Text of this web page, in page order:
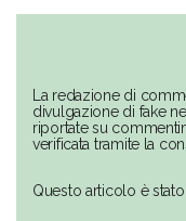
La redazione di
divulgazione di fake
riportate su
verificata tramite la
Questo articolo è